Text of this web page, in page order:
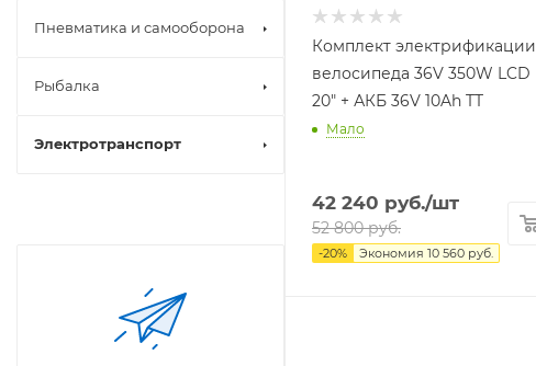
Комплект электрификации
велосипеда 36V 350W LCD
20" + АКБ 36V 10Ah TT
Мало
42 240 руб./шт
52 800руб.
-20% Экономия 10 560 руб.
Пневматика и самооборона
Рыбалка
Электротранспорт